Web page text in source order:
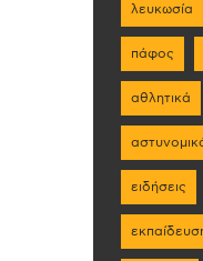
λευκωσία
πάφος
αθλητικά
ειδήσεις